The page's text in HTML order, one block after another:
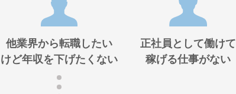
他業界から転職したい
けど年収を下げたくない
正社員として働けて
稼げる仕事がない